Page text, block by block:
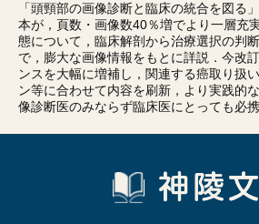
「頭頸部の画像診断と臨床の統合を図る
本が，頁数・画像数40％増でより一層充
態について，臨床解剖から治療選択の判
で，膨大な画像情報をもとに詳説．今改
ンスを大幅に増補し，関連する癌取り扱
ン等に合わせて内容を刷新，より実践的
像診断医のみならず臨床医にとっても必携